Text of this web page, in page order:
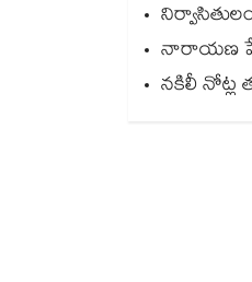
నారాయణ
నకిలీ నోట్ల